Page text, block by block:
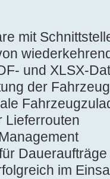
mit
und XLSX-
der
Lieferrouten
im